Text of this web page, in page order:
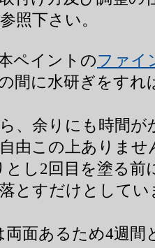
照下さい。
ペイントのファイ
間に水研ぎをす
、余りにも時間が
由この上ありま
し2回目を塗る前
とすだけとして
面あるため4週間